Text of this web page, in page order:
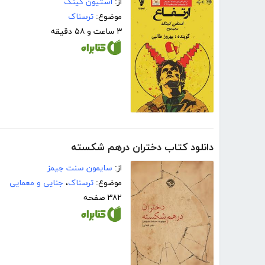
موضوع: ترسناک
۳ ساعت و ۵۸ دقیقه
دانلود کتاب دختران درهم شکسته
از: سایمون سنت جیمز
موضوع: ترسناک، جنایی و معمایی
۳۸۲ صفحه